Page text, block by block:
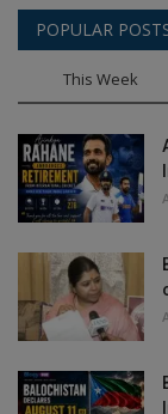
POPULAR
This Week